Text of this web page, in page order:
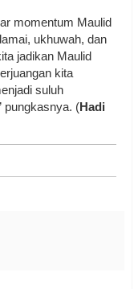
momentum Maulid
ukhuwah, dan
jadikan Maulid
kita
suluh
pungkasnya. (Hadi